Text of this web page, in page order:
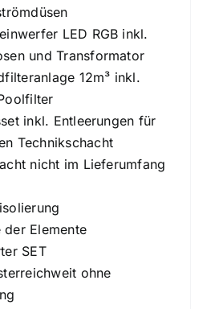
LED RGB inkl.
und Transformator
12m³ inkl.
inkl. Entleerungen für
Technikschacht
nicht im Lieferumfang
der Elemente
SET
ohne